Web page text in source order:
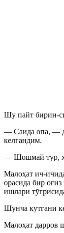
Шу пайт бирин-
— Саида опа, —
келгандим.
— Шошмай тур,
Малоҳат ич-
орасида бир
ишлари
Шунча кутгани
Малоҳат дарров